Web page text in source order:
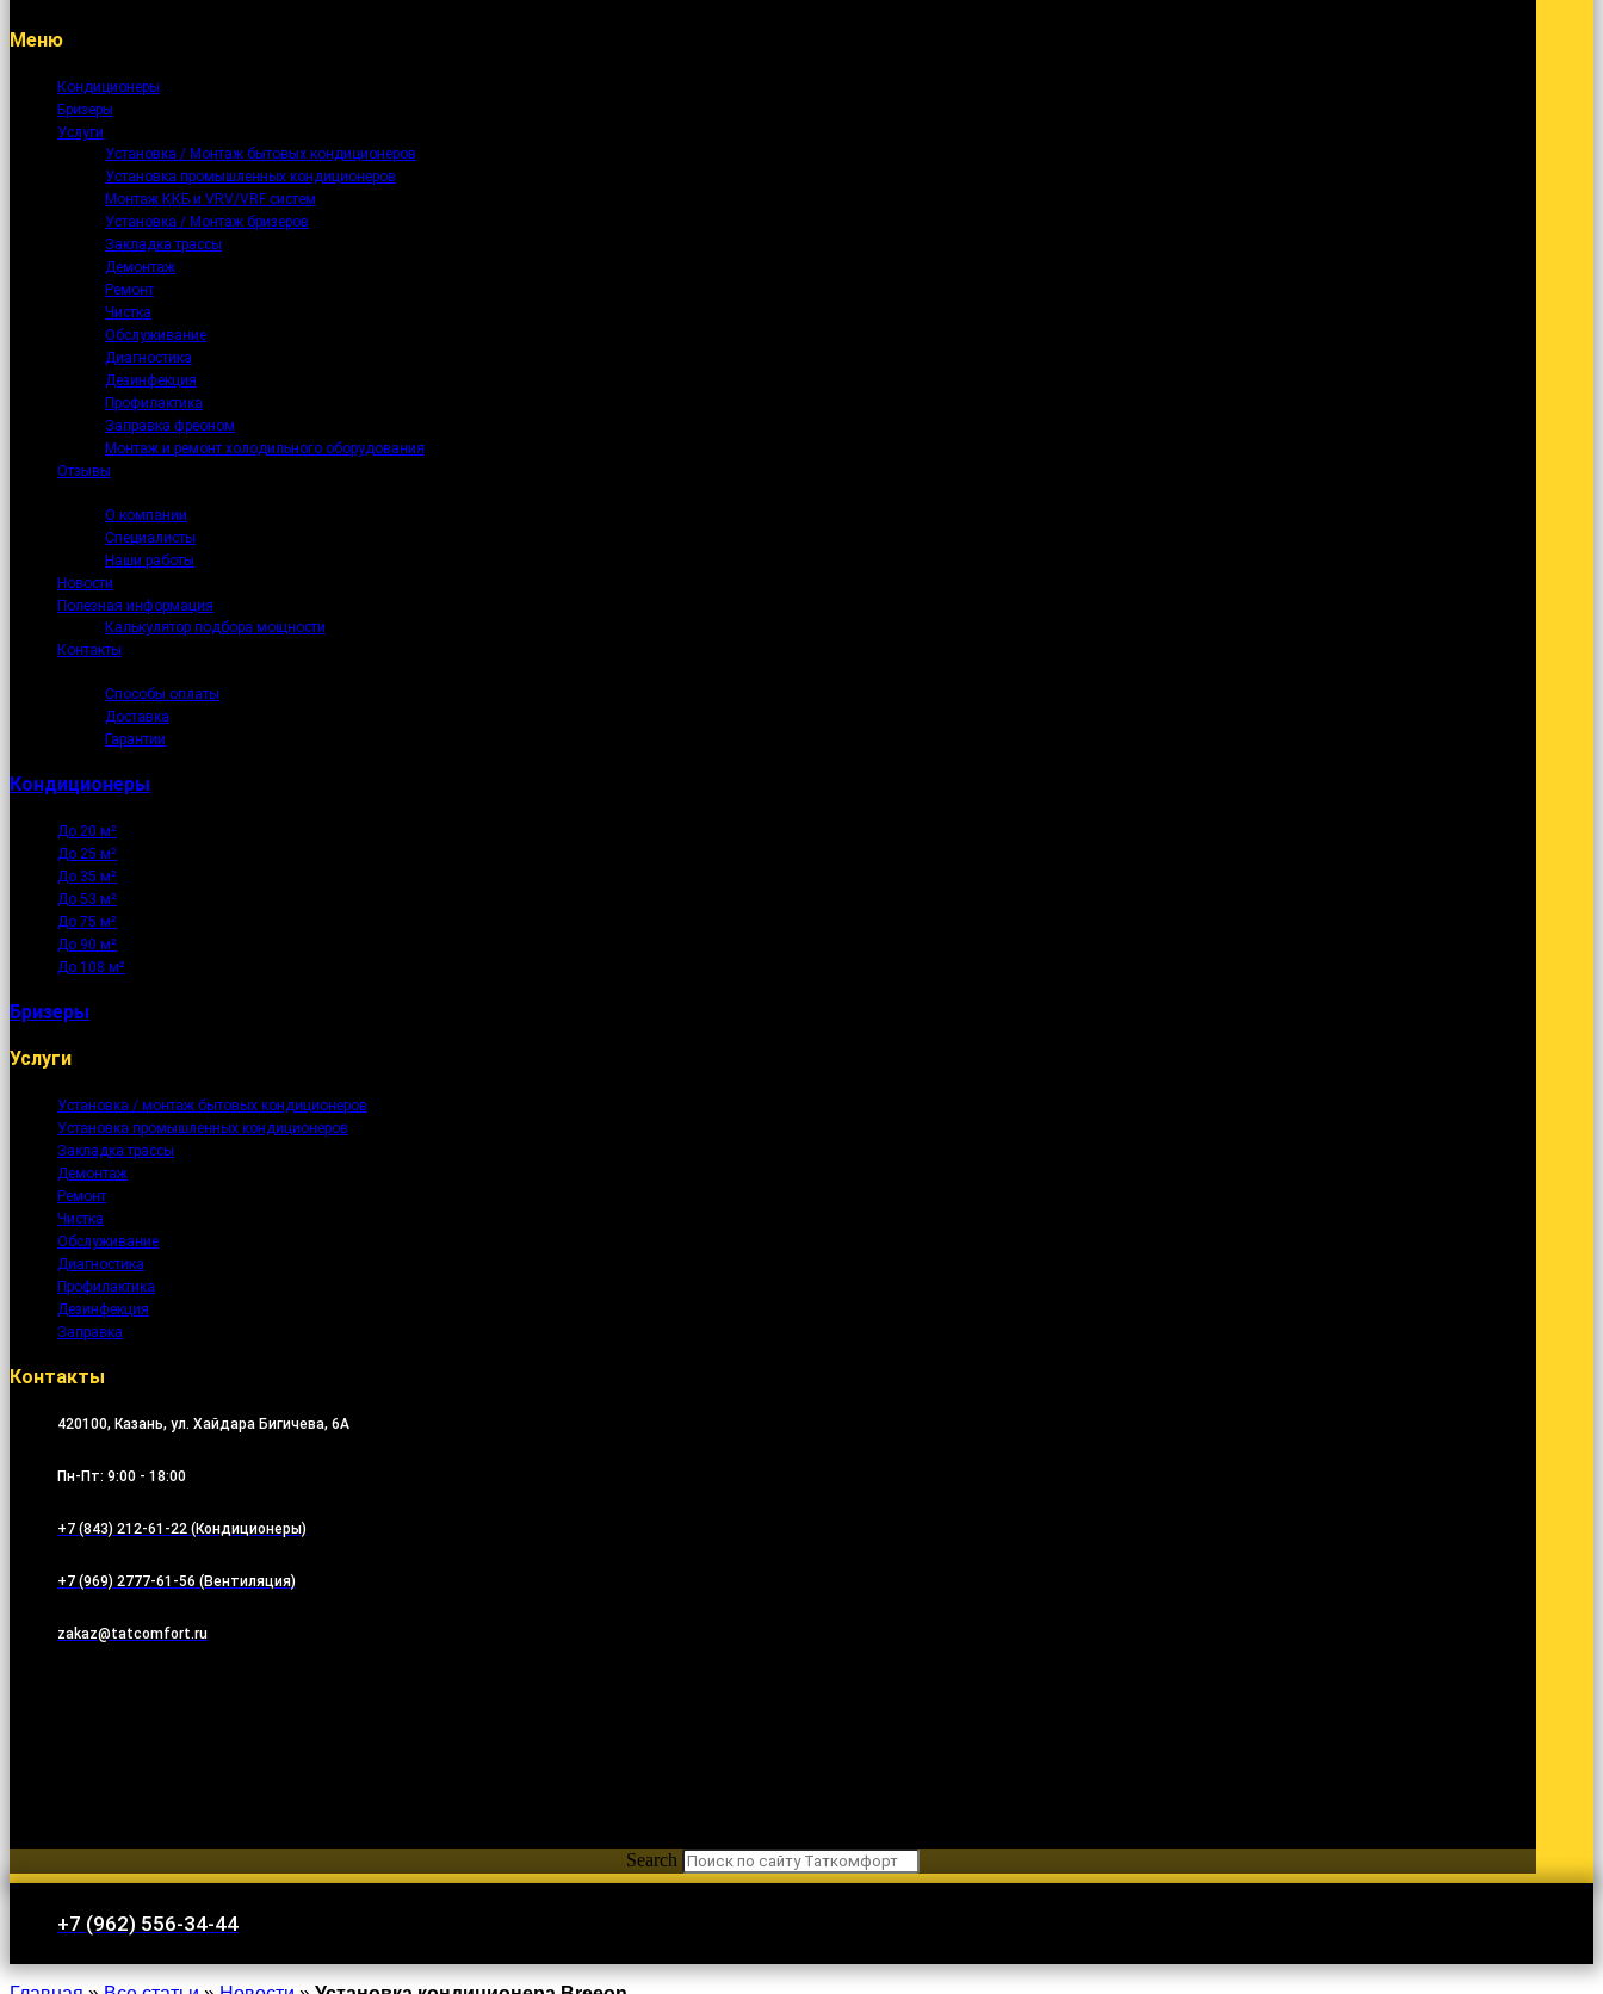
Меню
Кондиционеры
Бризеры
Услуги
Установка / Монтаж бытовых кондиционеров
Установка промышленных кондиционеров
Монтаж ККБ и VRV/VRF систем
Установка / Монтаж бризеров
Закладка трассы
Демонтаж
Ремонт
Чистка
Обслуживание
Диагностика
Дезинфекция
Профилактика
Заправка фреоном
Монтаж и ремонт холодильного оборудования
Отзывы
О компании
Специалисты
Наши работы
Новости
Полезная информация
Калькулятор подбора мощности
Контакты
Способы оплаты
Доставка
Гарантии
Кондиционеры
До 20 м²
До 25 м²
До 35 м²
До 53 м²
До 75 м²
До 90 м²
До 108 м²
Бризеры
Услуги
Установка / монтаж бытовых кондиционеров
Установка промышленных кондиционеров
Закладка трассы
Демонтаж
Ремонт
Чистка
Обслуживание
Диагностика
Профилактика
Дезинфекция
Заправка
Контакты
420100, Казань, ул. Хайдара Бигичева, 6А
Пн-Пт: 9:00 - 18:00
+7 (843) 212-61-22 (Кондиционеры)
+7 (969) 2777-61-56 (Вентиляция)
zakaz@tatcomfort.ru
Search
+7 (962) 556-34-44